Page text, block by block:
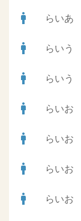
man らいあ
man らいう
man らいう
man らいお
man らいお
man らいお
man らいお